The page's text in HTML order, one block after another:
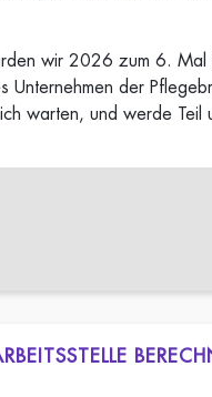
wir 2026 zum 6. Mal
Unternehmen der
warten, und werde Teil